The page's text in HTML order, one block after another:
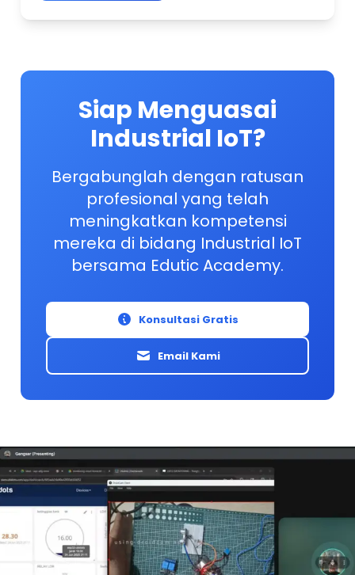
Siap Menguasai
Industrial IoT?
Bergabunglah dengan ratusan
profesional yang telah
meningkatkan kompetensi
mereka di bidang Industrial IoT
bersama Edutic Academy.
Konsultasi Gratis
Email Kami